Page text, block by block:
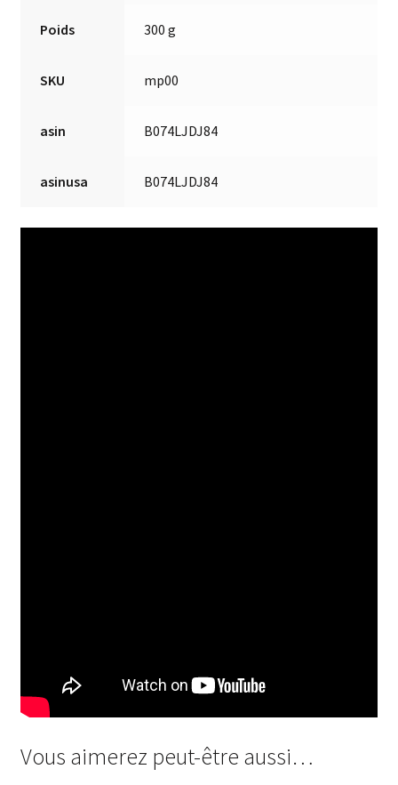
Poids 300 g
SKU mp00
asin B074LJDJ84
asinusa B074LJDJ84
Vous aimerez peut-être aussi…